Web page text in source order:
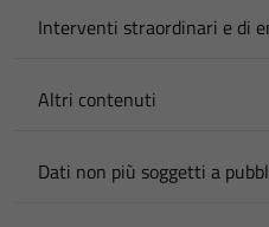
Interventi straordinari e di
Altri contenuti
Dati non più soggetti a